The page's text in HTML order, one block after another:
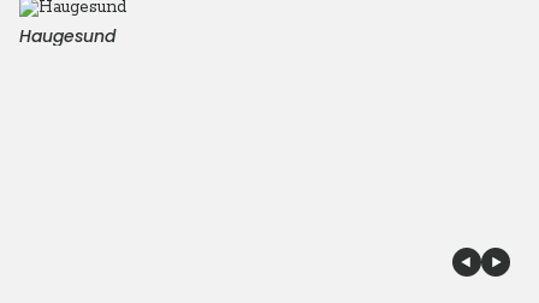
Haugesund